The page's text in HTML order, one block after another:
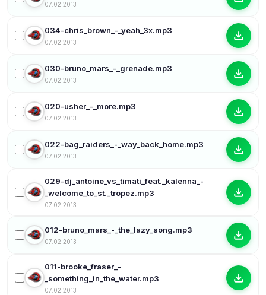
07.02.2013
034-chris_brown_-_yeah_3x.mp3
07.02.2013
030-bruno_mars_-_grenade.mp3
07.02.2013
020-usher_-_more.mp3
07.02.2013
022-bag_raiders_-_way_back_home.mp3
07.02.2013
029-dj_antoine_vs_timati_feat._kalenna_-
_welcome_to_st._tropez.mp3
07.02.2013
012-bruno_mars_-_the_lazy_song.mp3
07.02.2013
011-brooke_fraser_-
_something_in_the_water.mp3
07.02.2013